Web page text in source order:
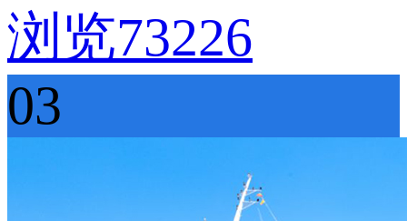
浏览73226
03